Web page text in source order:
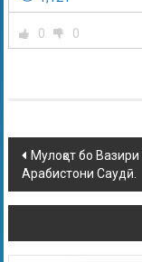
0 0
Мулоқот бо
Арабистони Саудӣ.